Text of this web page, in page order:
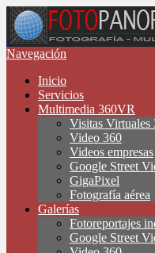
Navegación
Inicio
Servicios
Multimedia 360VR
Visitas Virtuales
Video 360
Videos empresas
Google Street
GigaPixel
Fotografía aérea
Galerías
Fotoreportajes
Google Street